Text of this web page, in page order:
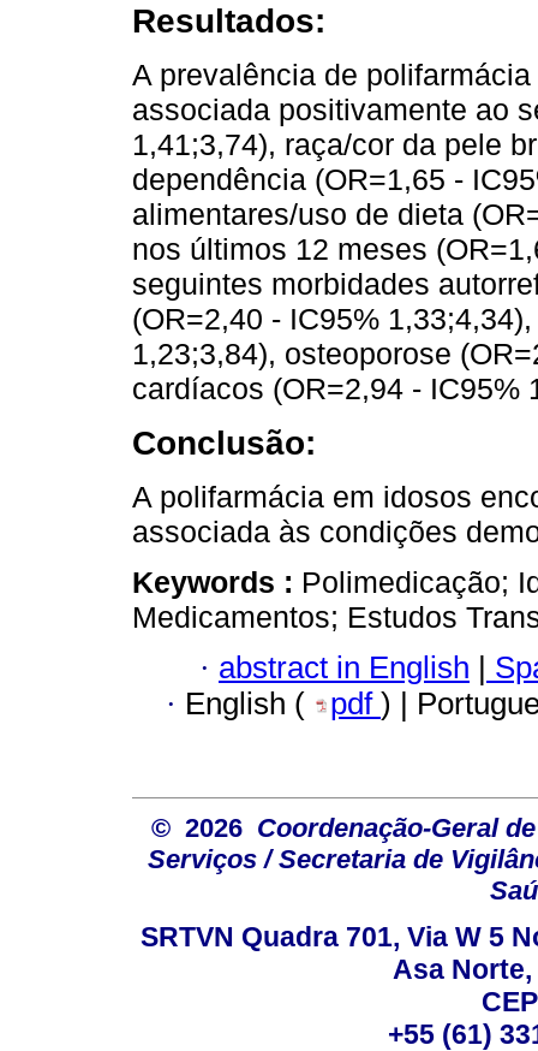
Resultados:
A prevalência de
associada positivamente ao
1,41;3,74), raça/cor da pele
dependência (OR=1,65 -
alimentares/uso de dieta
nos últimos 12 meses
seguintes morbidades
(OR=2,40 - IC95%
1,23;3,84), osteoporose
cardíacos (OR=2,94 - IC95%
Conclusão:
A polifarmácia em idosos
associada às condições
Keywords : Polimedicação;
Medicamentos; Estudos
· abstract in English
· English ( pdf ) |
© 2026 Coordenação-Geral
Serviços / Secretaria de
SRTVN Quadra 701, Via W 5
Asa
+55 (61)